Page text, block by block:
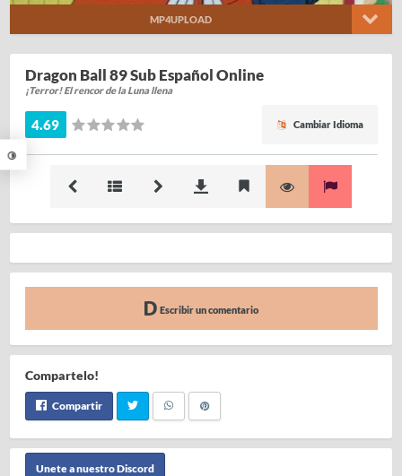
MP4UPLOAD
Dragon Ball 89 Sub Español Online
¡Terror! El rencor de la Luna llena
4.69 Cambiar Idioma
Escribir un comentario
Compartelo!
Compartir
Unete a nuestro Discord